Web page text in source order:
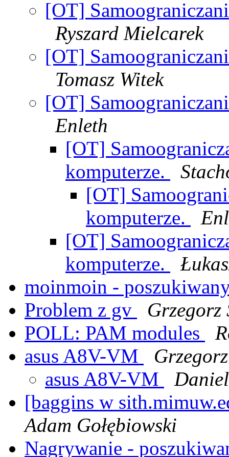
[OT]
Ryszard Mielcarek
[OT]
Tomasz Witek
[OT]
Enleth
[OT]
komputerze.
[OT]
komputerze.
[OT]
komputerze.
moinmoin -
Problem z gv
Grzegorz
POLL: PAM modules
asus A8V-VM
asus A8V-VM
[baggins w
Adam Gołębiowski
Nagrywanie -